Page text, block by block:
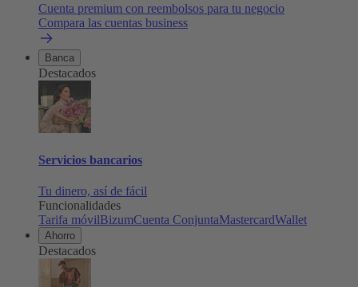
Cuenta premium con reembolsos para tu negocio
Compara las cuentas business
Banca
Destacados
Servicios bancarios
Tu dinero, así de fácil
Funcionalidades
Tarifa móvilBizumCuenta ConjuntaMastercardWallet
Ahorro
Destacados